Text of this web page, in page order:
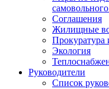
Соглашения
Жилищные
Прокуратура
Экология
Руководители
Список